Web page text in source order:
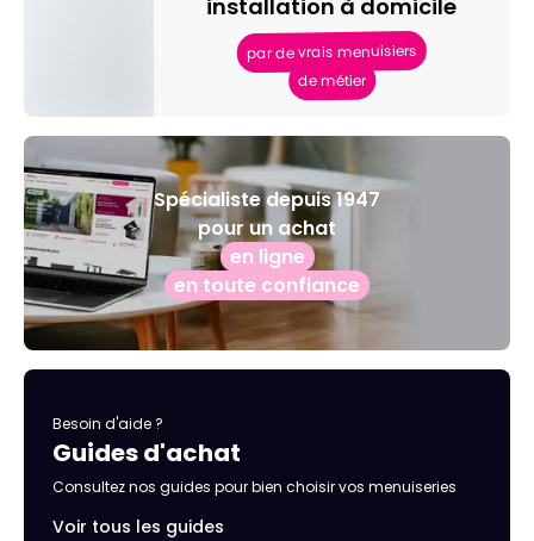
installation à domicile
par de vrais menuisiers
de métier
Spécialiste depuis 1947
pour un achat
en ligne
en toute confiance
Besoin d'aide ?
Guides d'achat
Consultez nos guides pour bien choisir vos menuiseries
Voir tous les guides